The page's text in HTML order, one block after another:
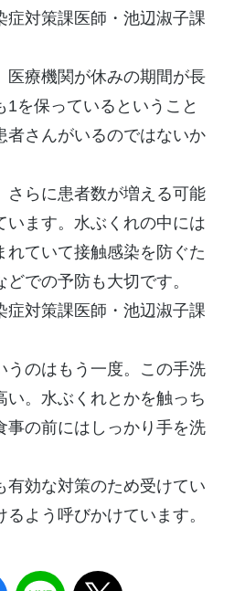
対策課医師・池辺淑子課
医療機関が休みの期間が長
1を保っているということ
者さんがいるのではないか
さらに患者数が増える可能
います。水ぶくれの中には
れていて接触感染を防ぐた
での予防も大切です。
対策課医師・池辺淑子課
うのはもう一度。この手洗
い。水ぶくれとかを触っち
事の前にはしっかり手を洗
有効な対策のため受けてい
よう呼びかけています。